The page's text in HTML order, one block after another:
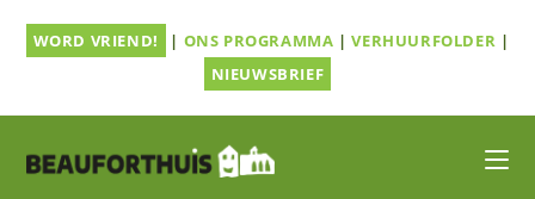
naarWORD VRIEND! | ONS PROGRAMMA |VERHUURFOLDER |
NIEUWSBRIEF